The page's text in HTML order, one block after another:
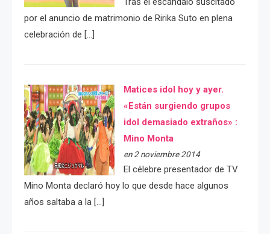
por el anuncio de matrimonio de Ririka Suto en plena
celebración de […]
Matices idol hoy y ayer.
«Están surgiendo grupos
idol demasiado extraños» :
Mino Monta
en 2 noviembre 2014
El célebre presentador de TV
Mino Monta declaró hoy lo que desde hace algunos
años saltaba a la […]